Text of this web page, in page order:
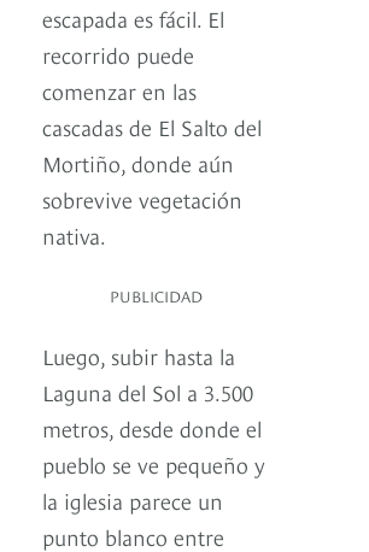
escapada es fácil. El
recorrido puede
comenzar en las
cascadas de El Salto del
Mortiño, donde aún
sobrevive vegetación
nativa.
PUBLICIDAD
Luego, subir hasta la
Laguna del Sol a 3.500
metros, desde donde el
pueblo se ve pequeño y
la iglesia parece un
punto blanco entre